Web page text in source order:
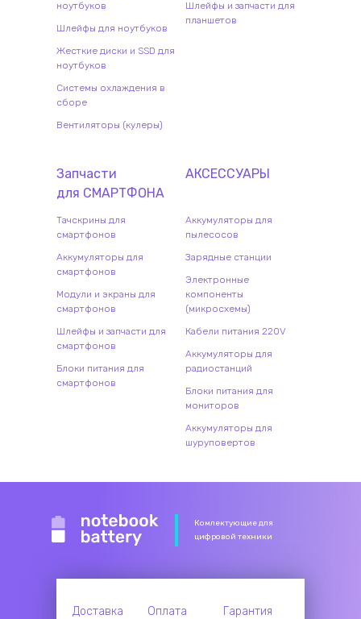
ноутбуков
Шлейфы для ноутбуков
Жесткие диски и SSD для
ноутбуков
Системы охлаждения в
сборе
Вентиляторы (кулеры)
Шлейфы и запчасти для
планшетов
Запчасти
для СМАРТФОНА
Тачскрины для
смартфонов
Аккумуляторы для
смартфонов
Модули и экраны для
смартфонов
Шлейфы и запчасти для
смартфонов
Блоки питания для
смартфонов
АКСЕССУАРЫ
Аккумуляторы для
пылесосов
Зарядные станции
Электронные
компоненты
(микросхемы)
Кабели питания 220V
Аккумуляторы для
радиостанций
Блоки питания для
мониторов
Аккумуляторы для
шуруповертов
Комлектующие для
цифровой техники
Доставка Оплата
Гарантия